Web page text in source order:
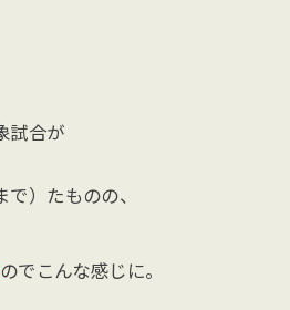
試合が
）たものの、
のでこんな感じに。